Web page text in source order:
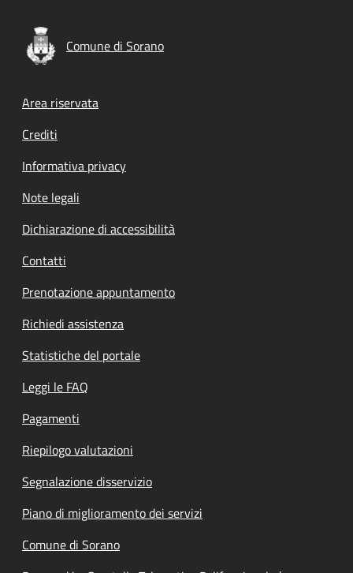
Comune di Sorano
Footer menu
Area riservata
Crediti
Informativa privacy
Note legali
Dichiarazione di accessibilità
Contatti
Prenotazione appuntamento
Richiedi assistenza
Statistiche del portale
Leggi le FAQ
Pagamenti
Riepilogo valutazioni
Segnalazione disservizio
Piano di miglioramento dei servizi
Comune di Sorano